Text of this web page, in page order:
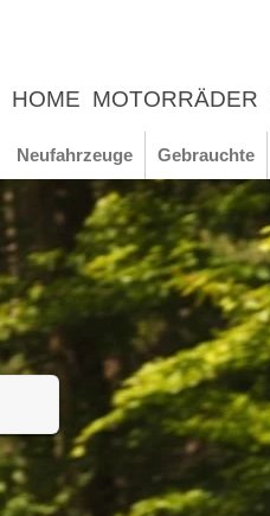
HOME MOTORRÄDER
UNTERNEHMEN
NEWS
Neufahrzeuge Gebrauchte